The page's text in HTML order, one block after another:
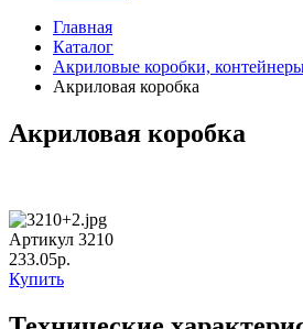
Главная
Каталог
Акриловые коробки,
Акриловая коробка
Акриловая коробка
Артикул 3210
233.05р.
Купить